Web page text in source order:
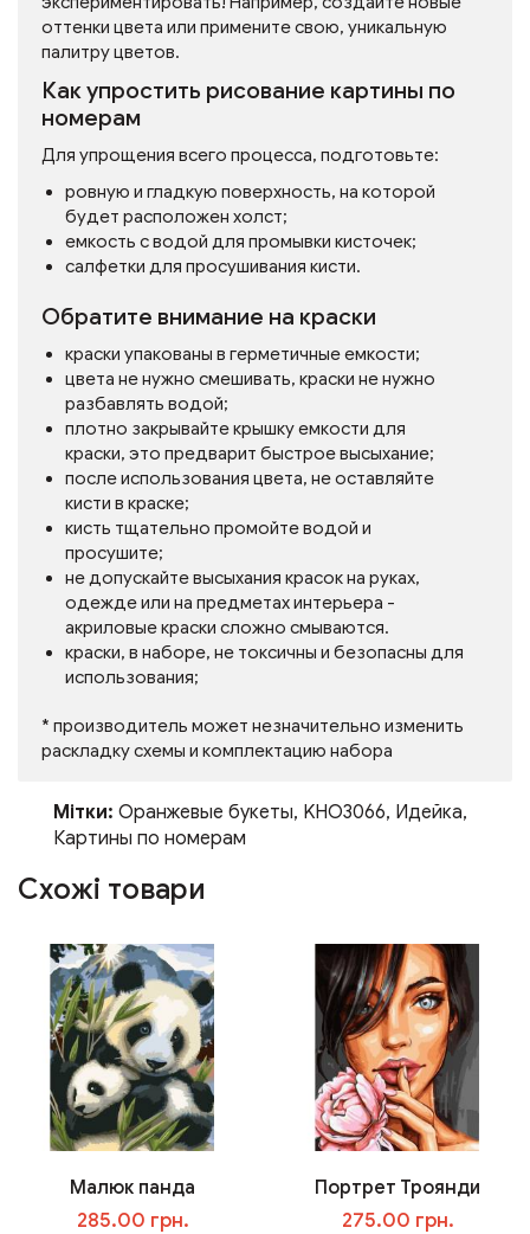
оттенки цвета или примените свою, уникальную
палитру цветов.
Как упростить рисование картины по
номерам
Для упрощения всего процесса, подготовьте:
ровную и гладкую поверхность, на которой
будет расположен холст;
емкость с водой для промывки кисточек;
салфетки для просушивания кисти.
Обратите внимание на краски
краски упакованы в герметичные емкости;
цвета не нужно смешивать, краски не нужно
разбавлять водой;
плотно закрывайте крышку емкости для
краски, это предварит быстрое высыхание;
после использования цвета, не оставляйте
кисти в краске;
кисть тщательно промойте водой и
просушите;
не допускайте высыхания красок на руках,
одежде или на предметах интерьера -
акриловые краски сложно смываются.
краски, в наборе, не токсичны и безопасны для
использования;
* производитель может незначительно изменить
раскладку схемы и комплектацию набора
Мітки: Оранжевые букеты, KHO3066, Идейка,
Картины по номерам
Схожі товари
Малюк панда
285.00 грн.
Портрет Троянди
275.00 грн.